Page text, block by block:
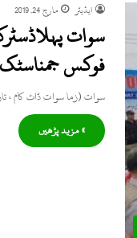
ایڈیٹر مارچ 24, 2019
سوات
فوکس جمناسٹک
سوات (زما سوات ڈاٹ کام ، تازہ ترین۔ 24 مارچ 2019ء) پہلاڈسٹرکٹ ناظم سپورٹس گالہ میں
» مزید پڑھیں